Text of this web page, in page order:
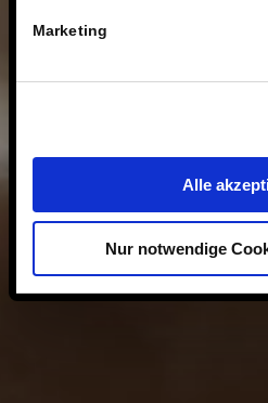
Marketing
Alle
Nur notwendige